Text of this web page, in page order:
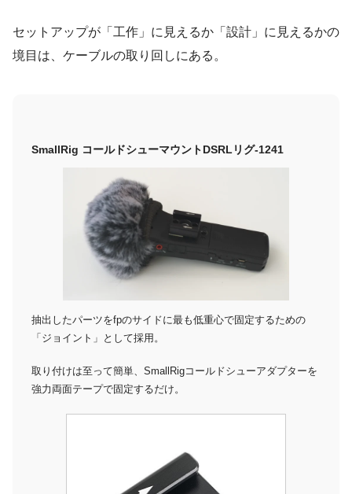
セットアップが「工作」に見えるか「設計」に見えるかの
境目は、ケーブルの取り回しにある。
SmallRig コールドシューマウントDSRLリグ-1241
抽出したパーツをfpのサイドに最も低重心で固定するための
「ジョイント」として採用。
取り付けは至って簡単、SmallRigコールドシューアダプターを
強力両面テープで固定するだけ。